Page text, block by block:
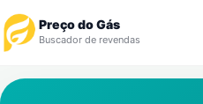
Preço do Gás
Buscador de revendas